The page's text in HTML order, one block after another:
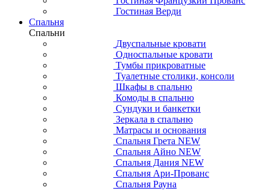
Гостиная Верди
Спальня
Спальни
Двуспальные кровати
Односпальные кровати
Тумбы прикроватные
Туалетные столики, консоли
Шкафы в спальню
Комоды в спальню
Сундуки и банкетки
Зеркала в спальню
Матрасы и основания
Спальня Грета NEW
Спальня Айно NEW
Спальня Дания NEW
Спальня Ари-Прованс
Спальня Рауна